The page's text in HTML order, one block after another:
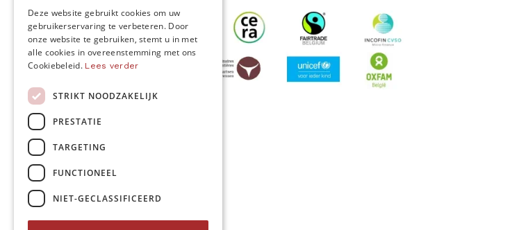
MO* wordt gesteund door
Volg ons
ENGLISH
Deze website gebruikt cookies om uw
gebruikerservaring te verbeteren. Door
onze website te gebruiken, stemt u in met
alle cookies in overeenstemming met ons
Cookiebeleid. Lees verder
STRIKT NOODZAKELIJK
PRESTATIE
TARGETING
FUNCTIONEEL
NIET-GECLASSIFICEERD